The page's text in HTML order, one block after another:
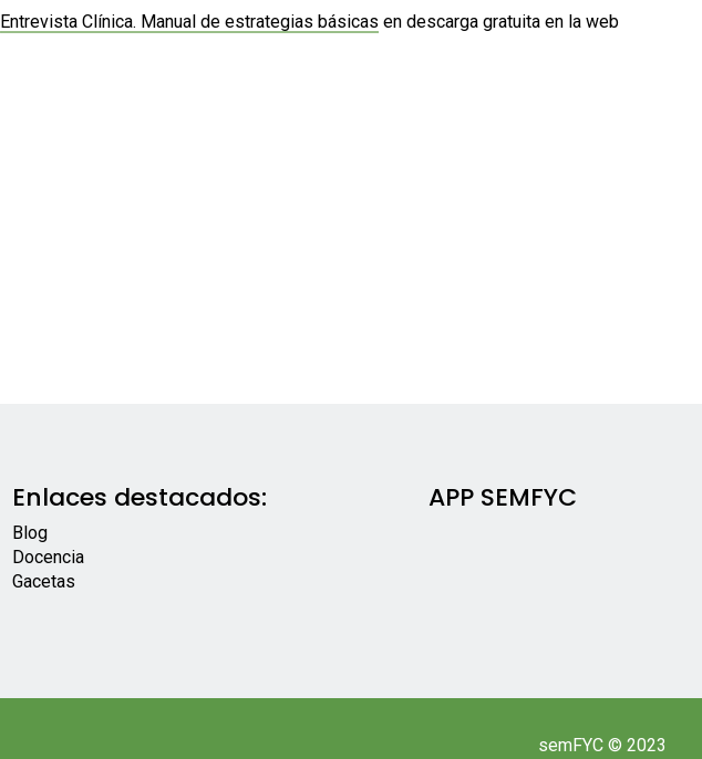
Entrevista Clínica. Manual de estrategias básicas en descarga gratuita en la web
Enlaces destacados:
Blog
Docencia
Gacetas
APP SEMFYC
semFYC © 2023